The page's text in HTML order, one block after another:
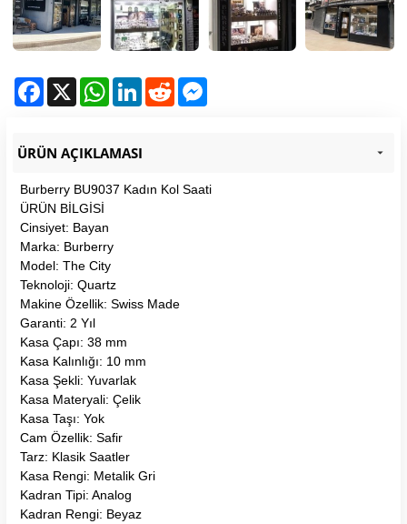
Facebook
X WhatsAppLinkedInReddit
ÜRÜN AÇIKLAMASI
Burberry BU9037 Kadın Kol Saati
ÜRÜN BİLGİSİ
Cinsiyet: Bayan
Marka: Burberry
Model: The City
Teknoloji: Quartz
Makine Özellik: Swiss Made
Garanti: 2 Yıl
Kasa Çapı: 38 mm
Kasa Kalınlığı: 10 mm
Kasa Şekli: Yuvarlak
Kasa Materyali: Çelik
Kasa Taşı: Yok
Cam Özellik: Safir
Tarz: Klasik Saatler
Kasa Rengi: Metalik Gri
Kadran Tipi: Analog
Kadran Rengi: Beyaz